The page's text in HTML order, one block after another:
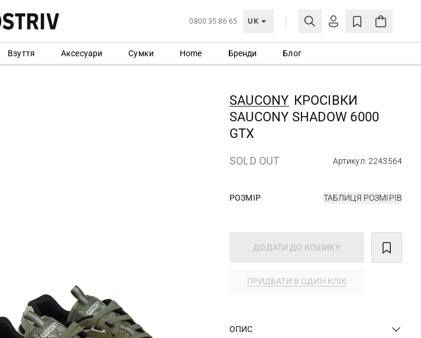
0800 35 86 65 UK
МОЯ ОБЛІКІВКА
Ще не зареєстровані?
СТВОРИТИ ОБЛІКІВКУ
Взуття Аксесуари Сумки Home Бренди Блог
SAUCONY КРОСІВКИ
SAUCONY SHADOW 6000
GTX
SOLD OUT Артикул: 2243564
РОЗМІР ТАБЛИЦЯ РОЗМІРІВ
ДОДАТИ ДО КОШИКУ
ПРИДБАТИ В ОДИН КЛІК
ОПИС